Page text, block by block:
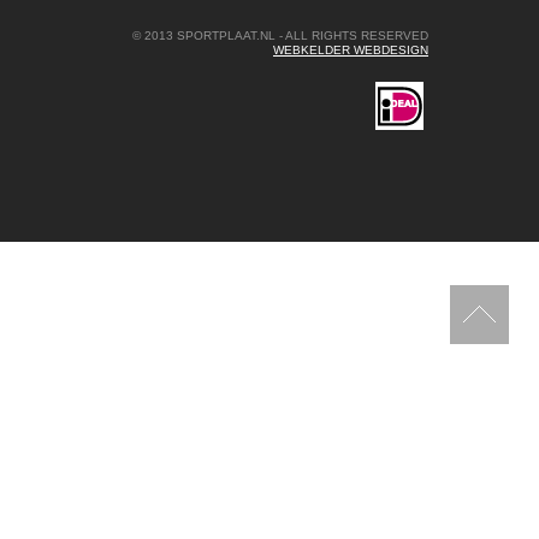
© 2013 SPORTPLAAT.NL - ALL RIGHTS RESERVED
WEBKELDER WEBDESIGN